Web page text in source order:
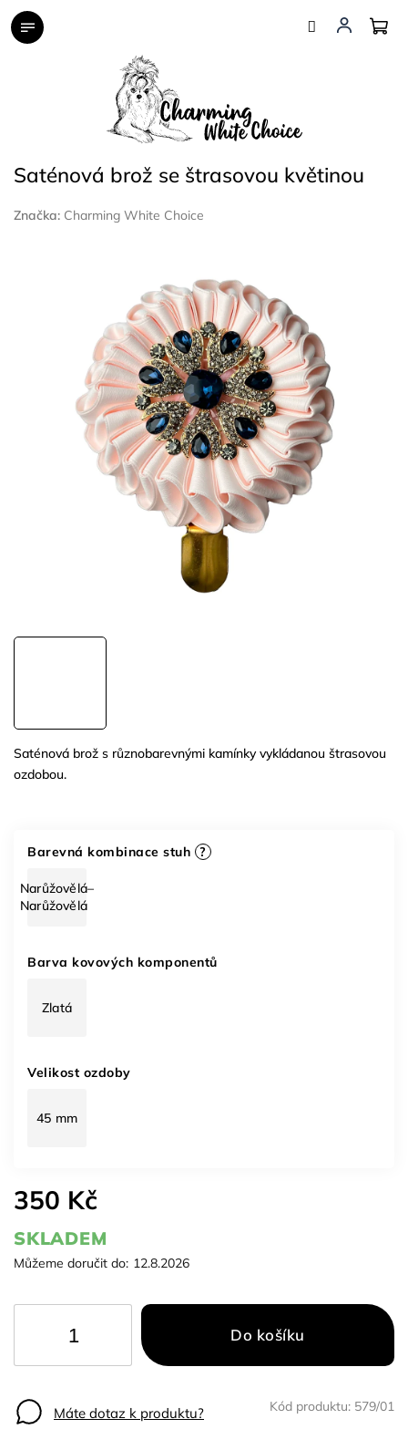
Přejít
na
Saténová brož se štrasovou květinou
Značka: Charming White Choice
350 Kč
SKLADEM
Můžeme doručit do: 12.8.2026
Barevná kombinace stuh ?
Narůžovělá–
Narůžovělá
Barva kovových komponentů
Zlatá
Velikost ozdoby
45 mm
Do košíku
Saténová brož s různobarevnými kamínky vykládanou štrasovou
ozdobou.
Máte dotaz k produktu? Kód produktu: 579/01